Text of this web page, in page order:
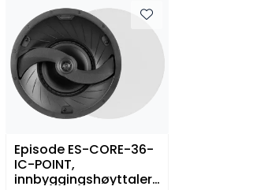
Episode ES-CORE-36-
IC-POINT,
innbyggingshøyttaler,